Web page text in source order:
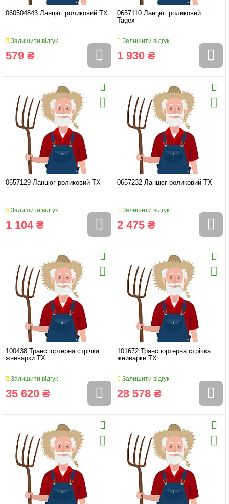
060504843 Ланцюг роликовий TX
Залишити відгук
579 ₴
0657110 Ланцюг роликовий
Tagex
Залишити відгук
1 930 ₴
0657129 Ланцюг роликовий TX
Залишити відгук
1 104 ₴
0657232 Ланцюг роликовий TX
Залишити відгук
2 475 ₴
100438 Транспортерна стрічка
жниварки TX
Залишити відгук
35 620 ₴
101672 Транспортерна стрічка
жниварки TX
Залишити відгук
28 578 ₴